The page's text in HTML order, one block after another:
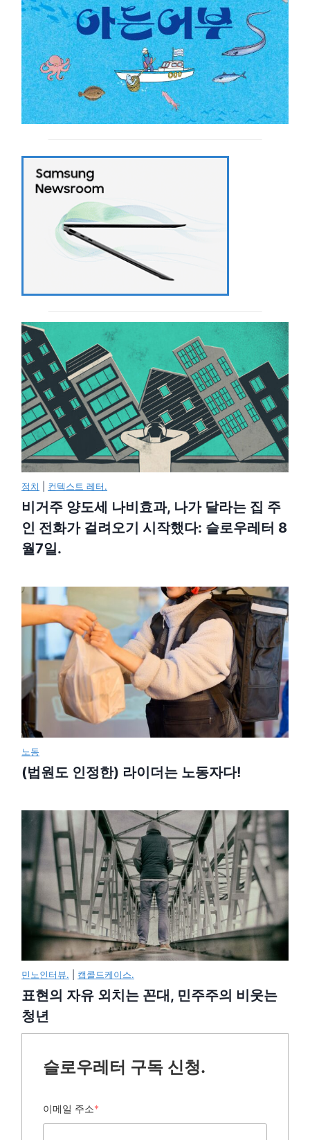
정치 컨텍스트 레터.
비거주 양도세 나비효과, 나가 달라는 집 주
인 전화가 걸려오기 시작했다: 슬로우레터 8
월7일.
노동
(법원도 인정한) 라이더는 노동자다!
민노인터뷰. 캡콜드케이스.
표현의 자유 외치는 꼰대, 민주주의 비웃는
청년
슬로우레터 구독 신청.
이메일 주소*